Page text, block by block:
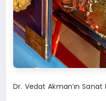
Dr. Vedat Akman’ın Sanat